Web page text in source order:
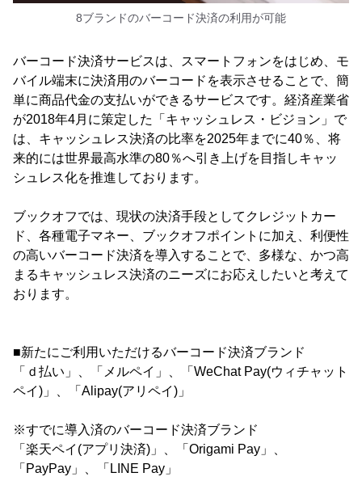
8ブランドのバーコード決済の利用が可能
バーコード決済サービスは、スマートフォンをはじめ、モ
バイル端末に決済用のバーコードを表示させることで、簡
単に商品代金の支払いができるサービスです。経済産業省
が2018年4月に策定した「キャッシュレス・ビジョン」で
は、キャッシュレス決済の比率を2025年までに40％、将
来的には世界最高水準の80％へ引き上げを目指しキャッ
シュレス化を推進しております。
ブックオフでは、現状の決済手段としてクレジットカー
ド、各種電子マネー、ブックオフポイントに加え、利便性
の高いバーコード決済を導入することで、多様な、かつ高
まるキャッシュレス決済のニーズにお応えしたいと考えて
おります。
■新たにご利用いただけるバーコード決済ブランド
「ｄ払い」、「メルペイ」、「WeChat Pay(ウィチャット
ペイ)」、「Alipay(アリペイ)」
※すでに導入済のバーコード決済ブランド
「楽天ペイ(アプリ決済)」、「Origami Pay」、
「PayPay」、「LINE Pay」